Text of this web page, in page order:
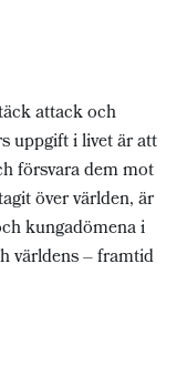
attack och
uppgift i livet är att
försvara dem mot
över världen, är
kungadömena i
världens – framtid